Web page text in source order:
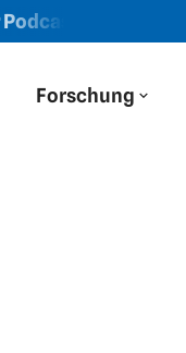
Der Blaue Salon
Forschung